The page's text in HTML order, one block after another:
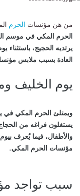
من هن مؤنسات الحرم
الحرم المكي في موسم
يرتديه الحجيج، باستثناء
العادة بسبب ملابس
يوم الخليف
ويمتلئ الحرم المكي في
يستغلون فراغه من الحجاج
والأطفال، فيما يُعرف
مؤنسات الحرم المكي.
سبب تواجد